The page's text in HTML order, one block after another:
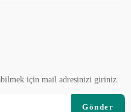
için mail adresinizi giriniz.